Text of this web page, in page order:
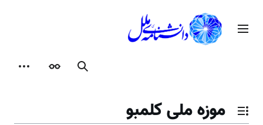
محتوامنوی اصلی
جستجوظاهر
تغییر وضعیت فهرست محتویات
موزه ملی کلمبو